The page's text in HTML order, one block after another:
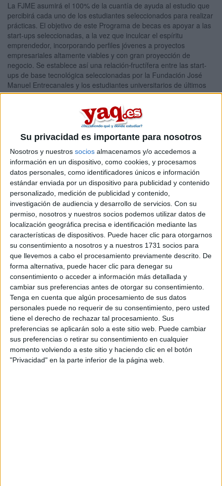
Su privacidad es importante para nosotros
Nosotros y nuestros socios almacenamos y/o accedemos a
información en un dispositivo, como cookies, y procesamos
datos personales, como identificadores únicos e información
estándar enviada por un dispositivo para publicidad y contenido
personalizado, medición de publicidad y contenido,
investigación de audiencia y desarrollo de servicios. Con su
permiso, nosotros y nuestros socios podemos utilizar datos de
localización geográfica precisa e identificación mediante las
características de dispositivos. Puede hacer clic para otorgarnos
su consentimiento a nosotros y a nuestros 1731 socios para
que llevemos a cabo el procesamiento previamente descrito. De
forma alternativa, puede hacer clic para denegar su
consentimiento o acceder a información más detallada y
cambiar sus preferencias antes de otorgar su consentimiento.
Tenga en cuenta que algún procesamiento de sus datos
personales puede no requerir de su consentimiento, pero usted
tiene el derecho de rechazar tal procesamiento. Sus
preferencias se aplicarán solo a este sitio web. Puede cambiar
sus preferencias o retirar su consentimiento en cualquier
momento volviendo a este sitio y haciendo clic en el botón
"Privacidad" en la parte inferior de la página web.
La FJME asumirá el 100% de la cuantía de ayuda al estudio que
percibirá cada uno de los estudiantes seleccionados para realizar
prácticas. El objetivo de este Programa de becas es apoyar a las
start-ups seleccionadas, a la vez que inculcar el espíritu
emprendedor, incorporando perfiles jóvenes a proyectos
empresariales altamente viables y con gran proyección de
negocio. Se establece así una relación fructífera entre las start-
ups de base tecnológica seleccionadas por la Fundación José
Manuel Entrecanales y los estudiantes universitarios de últimos
cursos de Ingeniería Informática, de Telecomunicación, e
Industrial, Arquitectura, Administración y Dirección de Empresas,
Economía, Marketing y Publicidad y Relaciones Públicas con el
propósito de completar su formación académica y proporcionar, a
su vez, una experiencia pre profesional que mejore su
empleabilidad y que pueda facilitar su futura inserción laboral.
Con carácter general, habrá tres convocatorias anuales y la
duración de las prácticas será la prevista en el plan académico o,
en el caso de las prácticas extracurriculares, la que determine la
universidad de procedencia del candidato, siendo lo habitual, una
duración de 900 horas por curso académico.
Si te interesa conseguir una de las plazas convocadas para la
primera convocatoria debes registrarte enhttp://www.fue.es/fjme
antes del próximo día 31 de mayo.
Artículos recomendados
Lista de Espera de la Universidad - Qué
significa y qué hacer para poder ser admitido